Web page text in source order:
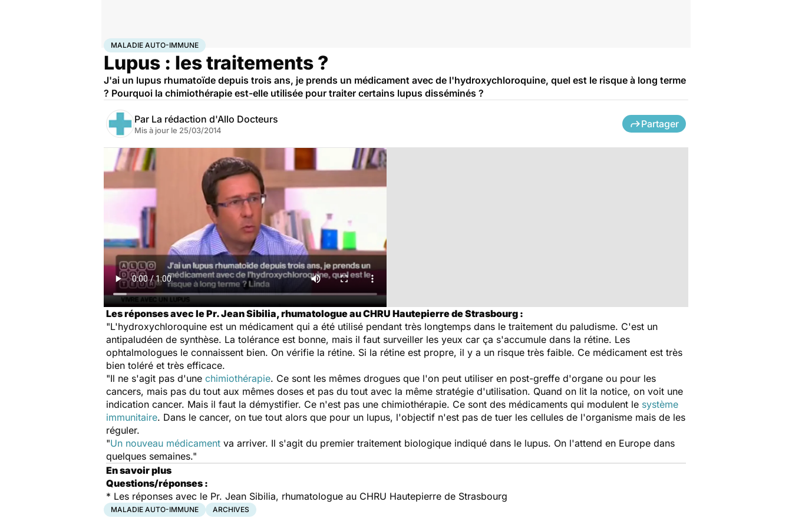
AccueilSantéMaladie auto-immune
MALADIE AUTO-IMMUNE
Lupus : les traitements ?
J'ai un lupus rhumatoïde depuis trois ans, je prends un médicament avec de l'hydroxychloroquine, quel est le risque à long terme
? Pourquoi la chimiothérapie est-elle utilisée pour traiter certains lupus disséminés ?
Par La rédaction d'Allo Docteurs
Mis à jour le 25/03/2014
Partager
Les réponses avec le Pr. Jean Sibilia, rhumatologue au CHRU Hautepierre de Strasbourg :
"L'hydroxychloroquine est un médicament qui a été utilisé pendant très longtemps dans le traitement du paludisme. C'est un
antipaludéen de synthèse. La tolérance est bonne, mais il faut surveiller les yeux car ça s'accumule dans la rétine. Les
ophtalmologues le connaissent bien. On vérifie la rétine. Si la rétine est propre, il y a un risque très faible. Ce médicament est très
bien toléré et très efficace.
"Il ne s'agit pas d'une chimiothérapie. Ce sont les mêmes drogues que l'on peut utiliser en post-greffe d'organe ou pour les
cancers, mais pas du tout aux mêmes doses et pas du tout avec la même stratégie d'utilisation. Quand on lit la notice, on voit une
indication cancer. Mais il faut la démystifier. Ce n'est pas une chimiothérapie. Ce sont des médicaments qui modulent le système
immunitaire. Dans le cancer, on tue tout alors que pour un lupus, l'objectif n'est pas de tuer les cellules de l'organisme mais de les
réguler.
"Un nouveau médicament va arriver. Il s'agit du premier traitement biologique indiqué dans le lupus. On l'attend en Europe dans
quelques semaines."
En savoir plus
Questions/réponses :
* Les réponses avec le Pr. Jean Sibilia, rhumatologue au CHRU Hautepierre de Strasbourg
MALADIE AUTO-IMMUNE ARCHIVES